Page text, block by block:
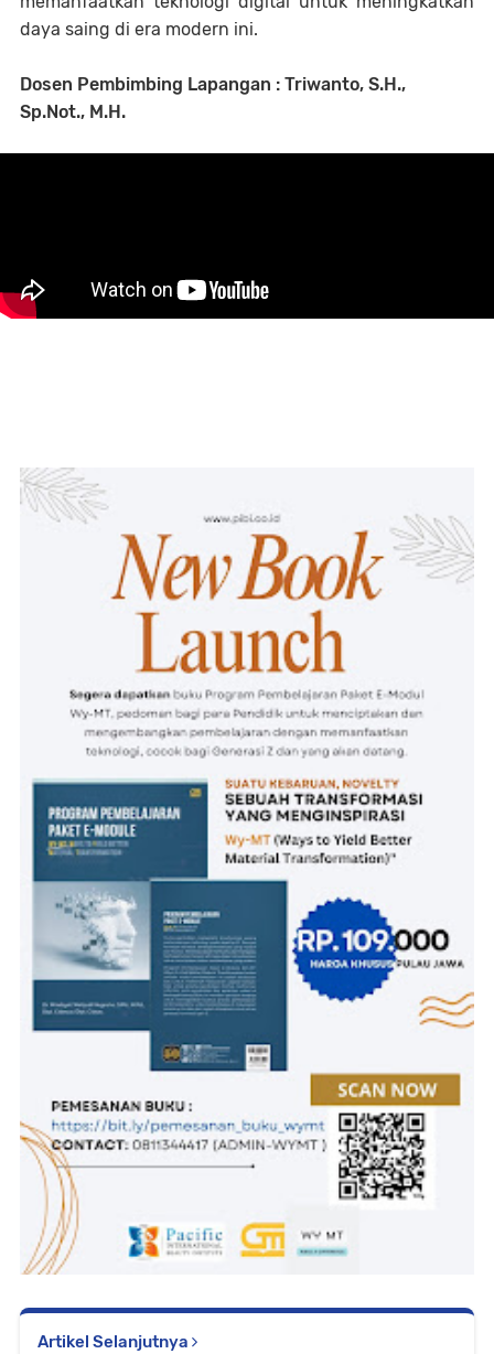
daya saing di era modern ini.
Dosen Pembimbing Lapangan : Triwanto, S.H.,
Sp.Not., M.H.
Artikel Selanjutnya